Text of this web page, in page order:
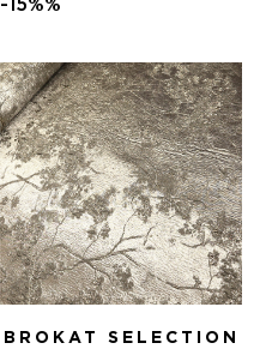
5.100,00 RSD.
-15%%
BROKAT SELECTION